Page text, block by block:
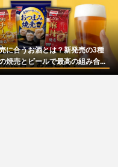
に合うお酒とは？新発売の3種
焼売とビールで最高の組み合...